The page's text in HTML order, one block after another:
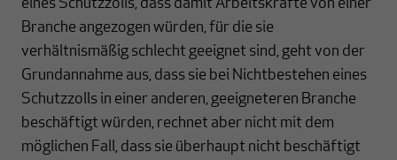
eines Schutzzolls, dass damit Arbeitskräfte von einer
Branche angezogen würden, für die sie
verhältnismäßig schlecht geeignet sind, geht von der
Grundannahme aus, dass sie bei Nichtbestehen eines
Schutzzolls in einer anderen, geeigneteren Branche
beschäftigt würden, rechnet aber nicht mit dem
möglichen Fall, dass sie überhaupt nicht beschäftigt